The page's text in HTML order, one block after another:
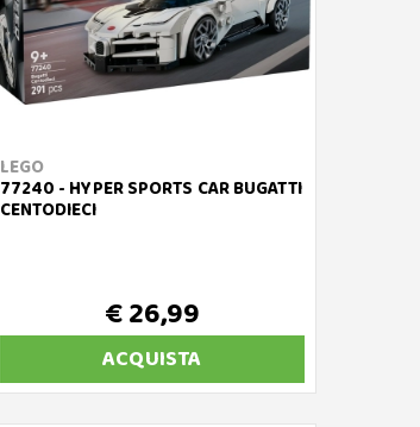
LEGO
77240 - HYPER SPORTS CAR BUGATTI
CENTODIECI
€ 26,99
ACQUISTA